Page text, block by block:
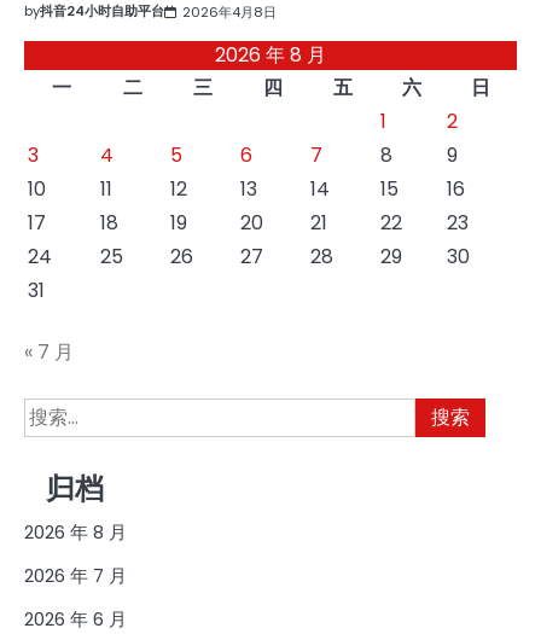
by抖音24小时自助平台 2026年4月8日
2026 年 8 月
一
二 三 四 五 六
日
1
2
3
4 5 6 7 8
9
10
11 12 13 14 15
16
17
18 19 20 21 22
23
24
25 26 27 28 29
30
31
« 7 月
搜
索：
归档
2026 年 8 月
2026 年 7 月
2026 年 6 月